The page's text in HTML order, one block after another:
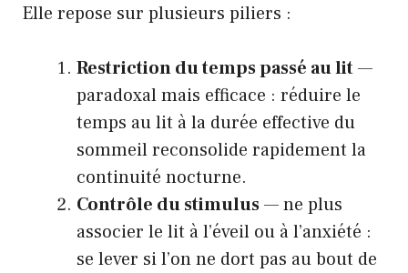
Elle repose sur plusieurs piliers :
Restriction du temps passé au lit—
paradoxal mais efficace : réduire le
temps au lit à la durée effective du
sommeil reconsolide rapidement la
continuité nocturne.
Contrôle du stimulus— ne plus
associer le lit à l’éveil ou à l’anxiété :
se lever si l’on ne dort pas au bout de